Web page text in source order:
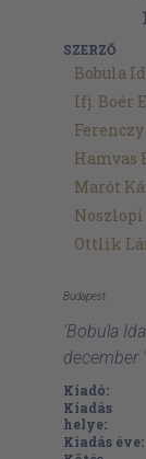
SZERZŐ
Bobula
Ifj. Boér
Hamvas
Marót
Noszlopi
Ottlik
Budapest
'Bobula
december
Kiadó:
Kiadás
helye:
Kiadás éve: